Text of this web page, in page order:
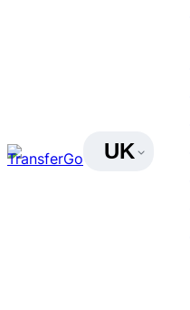
UK